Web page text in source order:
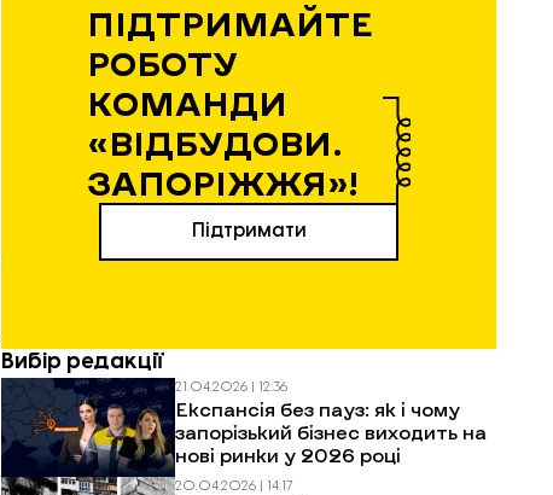
ПІДТРИМАЙТЕ
РОБОТУ
КОМАНДИ
«ВІДБУДОВИ.
ЗАПОРІЖЖЯ»!
Підтримати
Вибір редакції
21.04.2026 | 12:36
Експансія без пауз: як і чому
запорізький бізнес виходить на
нові ринки у 2026 році
20.04.2026 | 14:17